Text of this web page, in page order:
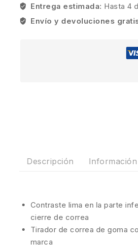
Entrega estimada: Hasta 4
Envío y devoluciones
Descripción
Contraste lima en la parte
cierre de correa
Tirador de correa de goma
marca